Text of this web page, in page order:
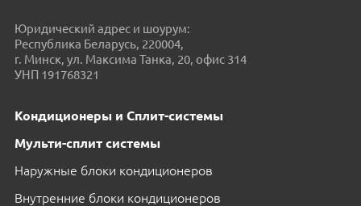
Юридический адрес и шоурум:
Республика Беларусь, 220004,
г. Минск, ул. Максима Танка, 20, офис 314
УНП 191768321
Кондиционеры и Сплит-системы
Мульти-сплит системы
Наружные блоки кондиционеров
Внутренние блоки кондиционеров